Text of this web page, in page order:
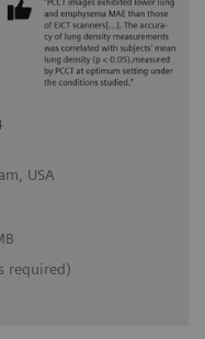
USA
required)